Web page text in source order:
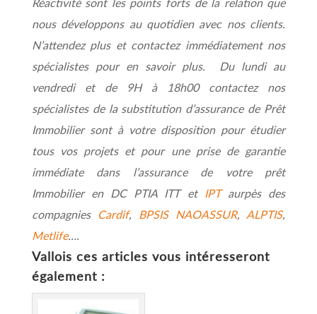
nous développons au quotidien avec nos clients.
N’attendez plus et contactez immédiatement nos
spécialistes pour en savoir plus. Du lundi au
vendredi et de 9H à 18h00 contactez nos
spécialistes de la substitution d’assurance de Prêt
Immobilier sont à votre disposition pour étudier
tous vos projets et pour une prise de garantie
immédiate dans l’assurance de votre prêt
Immobilier en DC PTIA ITT et IPTaurpès des
compagnies Cardif, BPSIS NAOASSUR, ALPTIS,
Metlife….
Vallois ces articles vous intéresseront
également :